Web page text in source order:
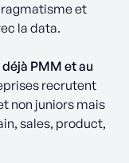
et
la data.
PMM et au
recrutent
non juniors mais
sales, product,